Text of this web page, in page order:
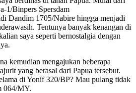
1/Binpers Spersdam
Dandim 1705/Nabire hingga menjadi
Tentunya banyak kenangan di
saya seperti bernostalgia dengan
kemudian mengajukan beberapa
yang berasal dari Papua tersebut.
di Yonif 320/BP? Mau pulang tidak
064/MY.